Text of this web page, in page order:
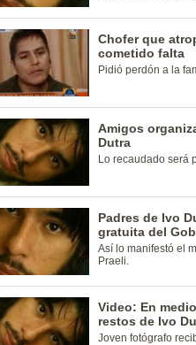
Chofer que
cometido falta
Pidió perdón a la
Amigos
Dutra
Lo recaudado será
Padres de Ivo
gratuita del
Así lo manifestó el
Praeli.
Video: En
restos de Ivo
Joven fotógrafo